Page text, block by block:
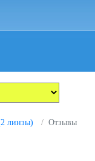
линзы) Отзывы